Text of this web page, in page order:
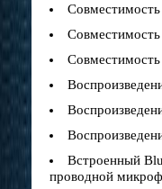
Встроенный
проводной